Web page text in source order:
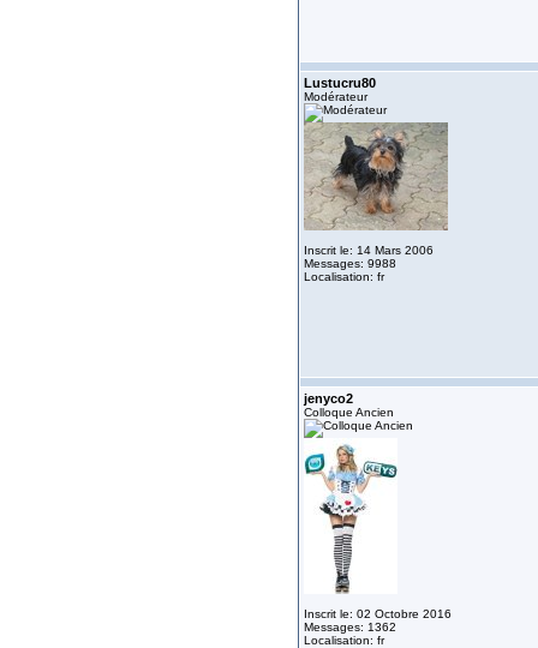
Lustucru80
Modérateur
Inscrit le: 14 Mars 2006
Messages: 9988
Localisation: fr
jenyco2
Colloque Ancien
Inscrit le: 02 Octobre 2016
Messages: 1362
Localisation: fr